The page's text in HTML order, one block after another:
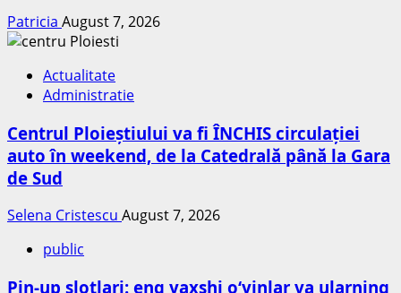
Patricia August 7, 2026
Actualitate
Administratie
Centrul Ploieștiului va fi ÎNCHIS circulației
auto în weekend, de la Catedrală până la Gara
de Sud
Selena Cristescu August 7, 2026
public
Pin-up slotlari: eng yaxshi o‘yinlar va ularning